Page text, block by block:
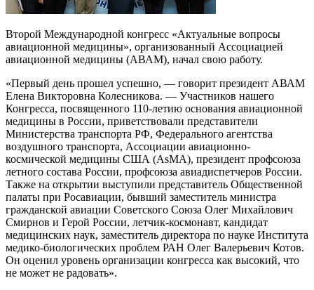
Второй Международной конгресс «Актуальные вопросы
авиационной медицины», организованный Ассоциацией
авиационной медицины (АВАМ), начал свою работу.
«Первый день прошел успешно, — говорит президент АВАМ
Елена Викторовна Колесникова. — Участников нашего
Конгресса, посвященного 110-летию основания авиационной
медицины в России, приветствовали представители
Министерства транспорта РФ, Федерального агентства
воздушного транспорта, Ассоциации авиационно-
космической медицины США (AsMA), президент профсоюза
летного состава России, профсоюза авиадиспетчеров России.
Также на открытии выступили представитель Общественной
палаты при Росавиации, бывший заместитель министра
гражданской авиации Советского Союза Олег Михайлович
Смирнов и Герой России, летчик-космонавт, кандидат
медицинских наук, заместитель директора по науке Института
медико-биологических проблем РАН Олег Валерьевич Котов.
Он оценил уровень организации конгресса как высокий, что
не может не радовать».